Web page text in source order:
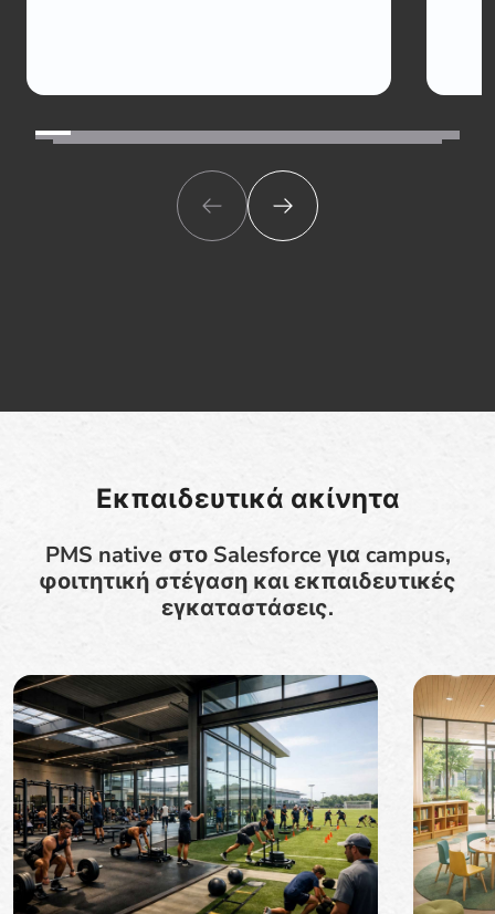
Εκπαιδευτικά ακίνητα
PMS native στο Salesforce για campus,
φοιτητική στέγαση και εκπαιδευτικές
εγκαταστάσεις.